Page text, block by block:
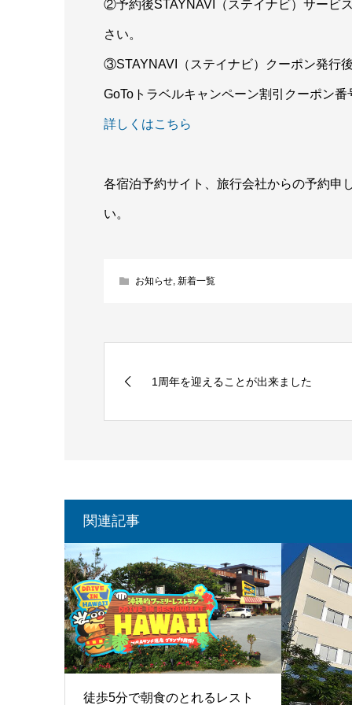
②予約後STAYNAVI（ステイナビ）サービ
さい。
③STAYNAVI（ステイナビ）クーポン発行
GoToトラベルキャンペーン割引クーポン
詳しくはこちら
各宿泊予約サイト、旅行会社からの予約申
い。
お知らせ 新着一覧
1周年を迎えることが出来ました
関連記事
徒歩5分で朝食のとれるレスト